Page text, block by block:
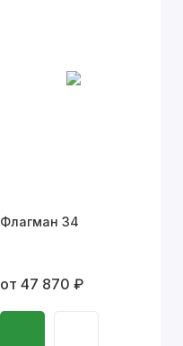
Флагман 34
от 47 870 ₽